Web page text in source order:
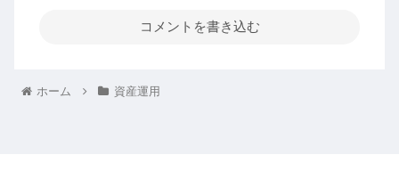
コメントを書き込む
ホーム 資産運用